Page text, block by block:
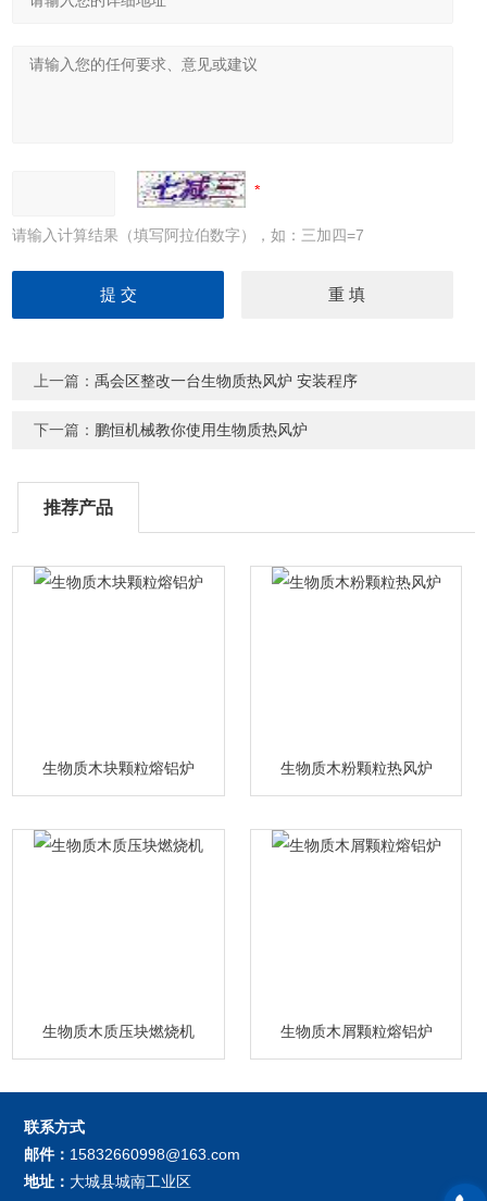
请输入计算结果（填写阿拉伯数字），如：三加四=7
上一篇：禹会区整改一台生物质热风炉 安装程序
下一篇： 鹏恒机械教你使用生物质热风炉
推荐产品
生物质木块颗粒熔铝炉 生物质木粉颗粒热风炉
生物质木质压块燃烧机 生物质木屑颗粒熔铝炉
联系方式
邮件： 15832660998@163.com
地址： 大城县城南工业区